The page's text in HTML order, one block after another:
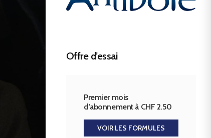
Offre d’essai
Premier mois
d’abonnement à CHF 2.50
VOIR LES FORMULES